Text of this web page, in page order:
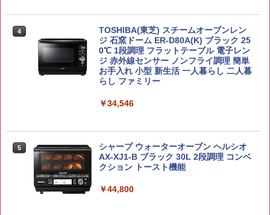
￥3,274
【在庫処分価格】ももたろう印 無洗米 5
容量 4リットル
￥4,345
白州 Story of the Distillery 2026 化粧箱
￥20,000
らに塩分控えめ 78g×12個
￥3,248
し 塩らーめん 108g×10袋 保存食 備蓄
￥2,323
4
TOSHIBA(東芝) スチームオーブンレン
ジ 石窯ドーム ER-D80A(K) ブラック 25
0℃ 1段調理 フラットテーブル 電子レン
ジ 赤外線センサー ノンフライ調理 簡単
お手入れ 小型 新生活 一人暮らし 二人暮
らし ファミリー
￥34,546
5
シャープ ウォーターオーブン ヘルシオ
AX-XJ1-B ブラック 30L 2段調理 コンベ
クション トースト機能
￥44,800